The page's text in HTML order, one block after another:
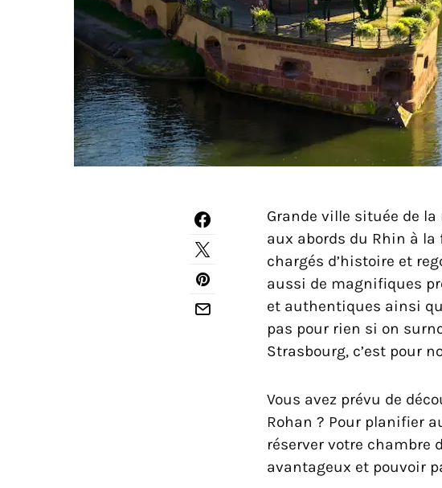
Grande ville située de la
aux abords du Rhin à la
chargés d’histoire et
aussi de magnifiques
et authentiques ainsi
pas pour rien si on
Strasbourg, c’est pour
Vous avez prévu de
Rohan ? Pour planifier
réserver votre chambre
avantageux et pouvoir